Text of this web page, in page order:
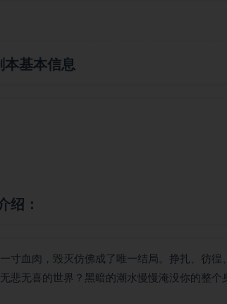
本基本信息
绍：
寸血肉，毁灭仿佛成了唯一结局。挣扎、彷
悲无喜的世界？黑暗的潮水慢慢淹没你的整